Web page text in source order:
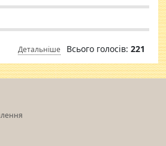
Детальніше Всього голосів: 221